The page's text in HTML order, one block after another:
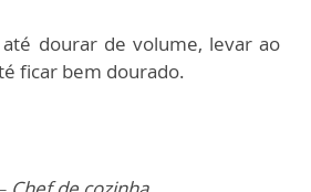
dourar de volume, levar ao
ficar bem dourado.